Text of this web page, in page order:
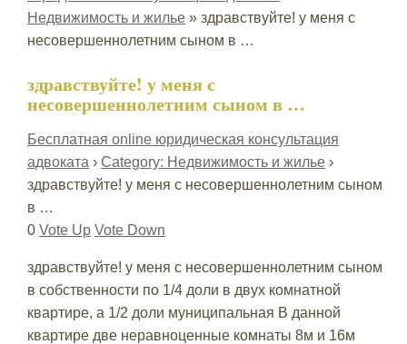
Недвижимость и жилье» здравствуйте! у меня с
несовершеннолетним сыном в …
здравствуйте! у меня с
несовершеннолетним сыном в …
Бесплатная online юридическая консультация
адвоката › Category: Недвижимость и жилье›
здравствуйте! у меня с несовершеннолетним сыном
в …
0 Vote Up Vote Down
здравствуйте! у меня с несовершеннолетним сыном
в собственности по 1/4 доли в двух комнатной
квартире, а 1/2 доли муниципальная В данной
квартире две неравноценные комнаты 8м и 16м